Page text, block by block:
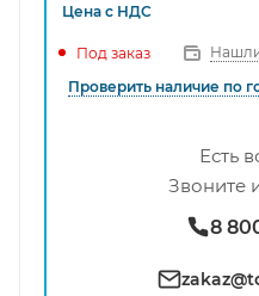
Цена с НДС
Под заказ
Проверить наличие по
Есть
Звоните
8